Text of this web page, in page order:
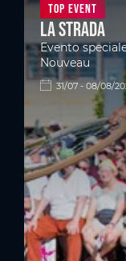
Top Event
La Strada
Evento
Nouveau
31/07 - 08/08/